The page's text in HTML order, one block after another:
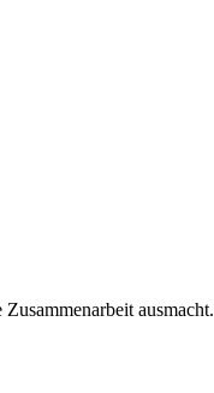
ausmacht.